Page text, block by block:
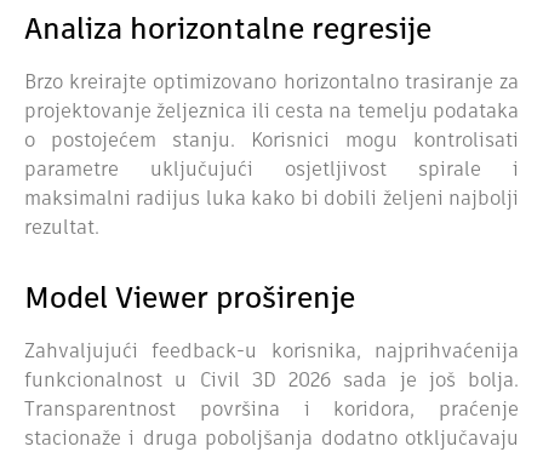
Analiza horizontalne regresije
Brzo kreirajte optimizovano horizontalno trasiranje za
projektovanje željeznica ili cesta na temelju podataka
o postojećem stanju. Korisnici mogu kontrolisati
parametre uključujući osjetljivost spirale i
maksimalni radijus luka kako bi dobili željeni najbolji
rezultat.
Model Viewer proširenje
Zahvaljujući feedback-u korisnika, najprihvaćenija
funkcionalnost u Civil 3D 2026 sada je još bolja.
Transparentnost površina i koridora, praćenje
stacionaže i druga poboljšanja dodatno otključavaju